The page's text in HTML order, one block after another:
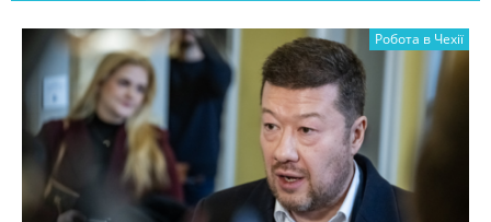
Робота в Чехії